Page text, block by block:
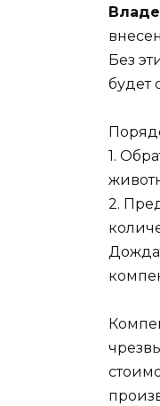
Без
будет
1.
2.